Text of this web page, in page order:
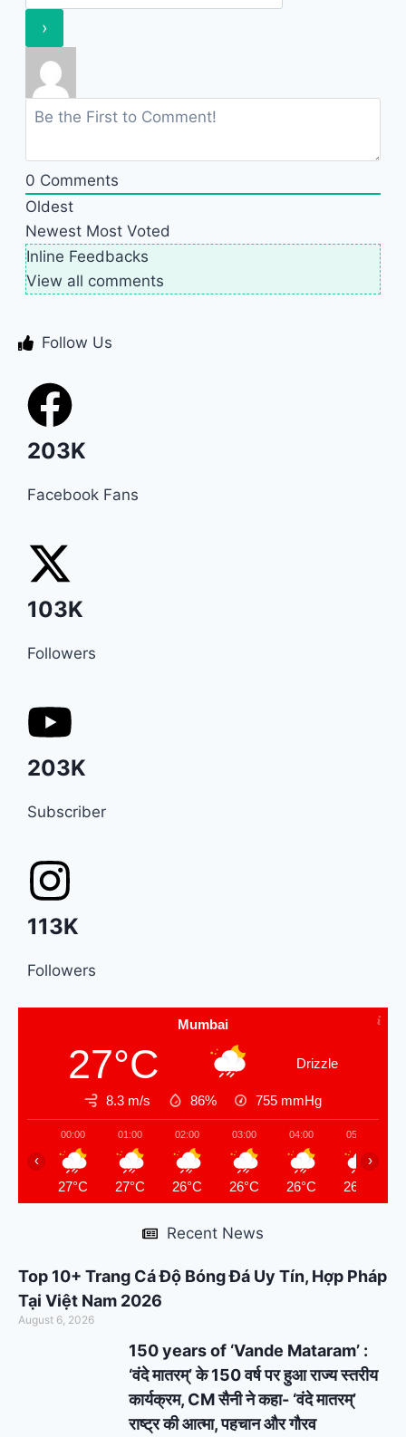
0 Comments
Oldest
Newest Most Voted
Inline Feedbacks
View all comments
Follow Us
203K
Facebook Fans
103K
Followers
203K
Subscriber
113K
Followers
Mumbai
27°C Drizzle
8.3 m/s 86% 755 mmHg
00:00
27°C
01:00
27°C
02:00
26°C
03:00
26°C
04:00
26°C
05:00
26°C
‹ ›
Recent News
Top 10+ Trang Cá Độ Bóng Đá Uy Tín, Hợp Pháp
Tại Việt Nam 2026
August 6, 2026
150 years of ‘Vande Mataram’ :
‘वंदे मातरम्’ के 150 वर्ष पर हुआ राज्य स्तरीय
कार्यक्रम, CM सैनी ने कहा- ‘वंदे मातरम्’
राष्ट्र की आत्मा, पहचान और गौरव